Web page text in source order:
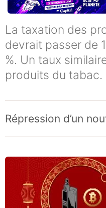
La taxation des
devrait passer de
%. Un taux
produits du tabac.
Répression d’un